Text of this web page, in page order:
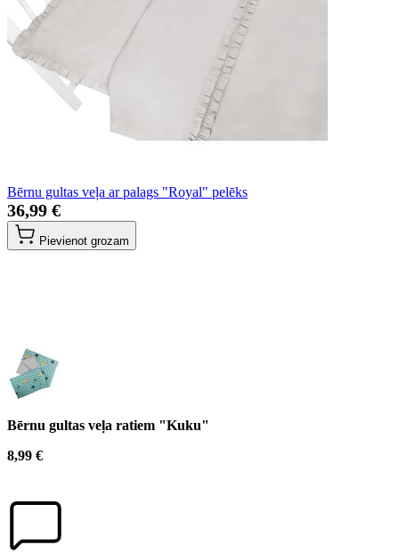
Bērnu gultas veļa ar palags "Royal" pelēks
36,99 €
Pievienot grozam
Bērnu gultas veļa ratiem "Kuku"
8,99 €